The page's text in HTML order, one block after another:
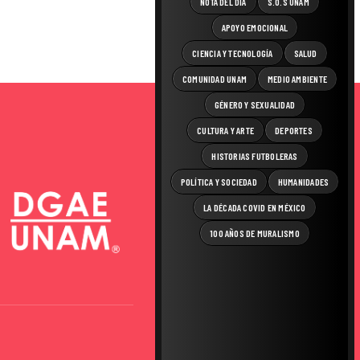
APOYO EMOCIONAL
CIENCIA Y TECNOLOGÍA SALUD
COMUNIDAD UNAM MEDIO AMBIENTE
GÉNERO Y SEXUALIDAD
CULTURA Y ARTE DEPORTES
HISTORIAS FUTBOLERAS
POLÍTICA Y SOCIEDAD HUMANIDADES
LA DÉCADA COVID EN MÉXICO
100 AÑOS DE MURALISMO